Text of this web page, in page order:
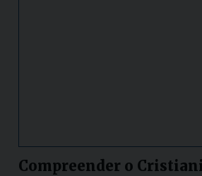
Compreender o